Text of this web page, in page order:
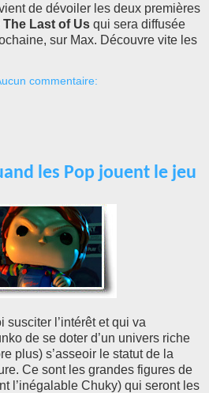
de dévoiler les deux premières
The Last of Us qui sera diffusée
sur Max. Découvre vite les
commentaire:
les Pop jouent le jeu
l’intérêt et qui va
de se doter d’un univers riche
plus) s’asseoir le statut de la
Ce sont les grandes figures de
l’inégalable Chuky) qui seront les